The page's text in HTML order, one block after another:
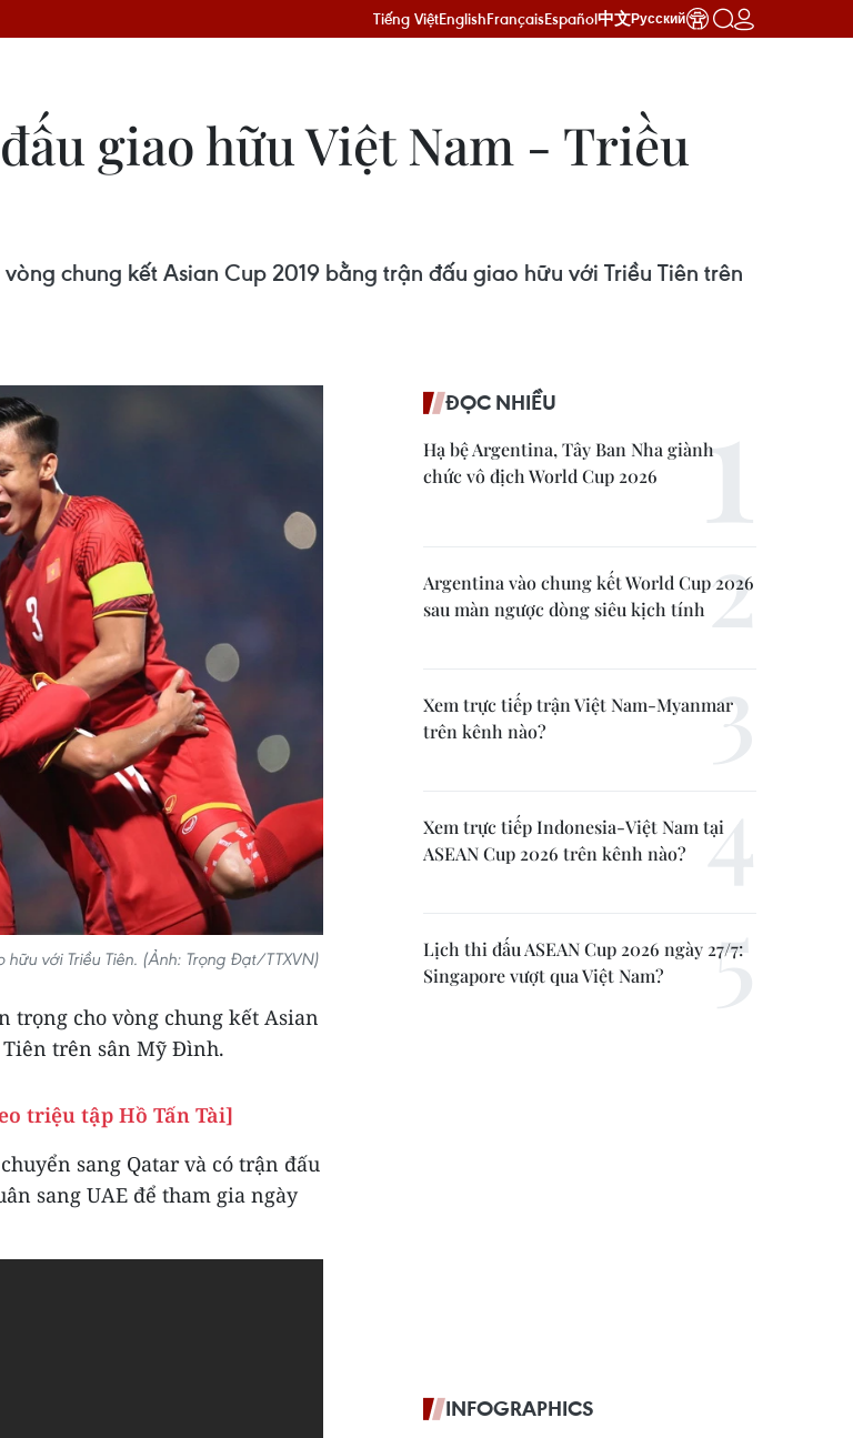
Tiếng ViệtEnglishFrançaisEspañol中文Русский
giao hữu Việt Nam - Triều
chung kết Asian Cup 2019 bằng trận đấu giao hữu với Triều Tiên trên
với Triều Tiên. (Ảnh: Trọng Đạt/TTXVN)
trọng cho vòng chung kết Asian
trên sân Mỹ Đình.
triệu tập Hồ Tấn Tài]
sang Qatar và có trận đấu
sang UAE để tham gia ngày
ĐỌC NHIỀU
Hạ bệ Argentina, Tây Ban Nha giành
chức vô địch World Cup 2026
Argentina vào chung kết World Cup 2026
sau màn ngược dòng siêu kịch tính
Xem trực tiếp trận Việt Nam-Myanmar
trên kênh nào?
Xem trực tiếp Indonesia-Việt Nam tại
ASEAN Cup 2026 trên kênh nào?
Lịch thi đấu ASEAN Cup 2026 ngày 27/7:
Singapore vượt qua Việt Nam?
INFOGRAPHICS